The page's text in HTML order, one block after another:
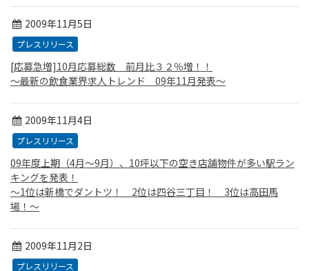
2009年11月5日
プレスリリース
[応募急増]10月応募総数 前月比３２％増！！
〜最新の飲食業界求人トレンド 09年11月発表〜
2009年11月4日
プレスリリース
09年度上期（4月〜9月）、10坪以下の空き店舗物件が多い駅ラン
キングを発表！
〜1位は新橋でダントツ！ 2位は四谷三丁目！ 3位は高田馬
場！〜
2009年11月2日
プレスリリース